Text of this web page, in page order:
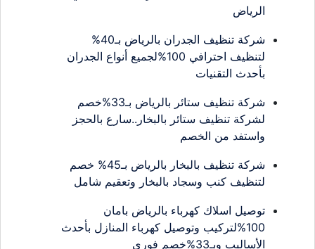
الرياض
شركة تنظيف الجدران بالرياض بـ40%
لتنظيف احترافي 100%لجميع أنواع الجدران
بأحدث التقنيات
شركة تنظيف ستائر بالرياض بـ33%خصم
لشركة تنظيف ستائر بالبخار..سارع بالحجز
واستفد من الخصم
شركة تنظيف بالبخار بالرياض بـ45% خصم
لتنظيف كنب وسجاد بالبخار وتعقيم شامل
توصيل اسلاك كهرباء بالرياض بامان
100%لتركيب وتوصيل كهرباء المنازل بأحدث
الأساليب وبـ33%خصم فوري